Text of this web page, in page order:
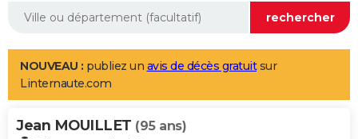
Aménagement intérieur
LIFESTYLE
Art de vivre
Bien-être
Loisirs
Mode
Modes de vie
Alimentation
Guide de la santé
Maladies
Médicaments
Sommeil
VOYAGE
NOUVEAU : publiez un avis de décès gratuitsur
Linternaute.com
Jean MOUILLET (95 ans)